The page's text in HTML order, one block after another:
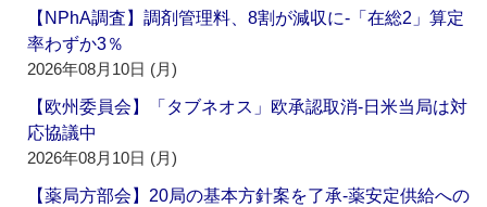
【NPhA調査】調剤管理料、8割が減収に‐「在総2」算定
率わずか3％
2026年08月10日 (月)
【欧州委員会】「タブネオス」欧承認取消‐日米当局は対
応協議中
2026年08月10日 (月)
【薬局方部会】20局の基本方針案を了承‐薬安定供給への